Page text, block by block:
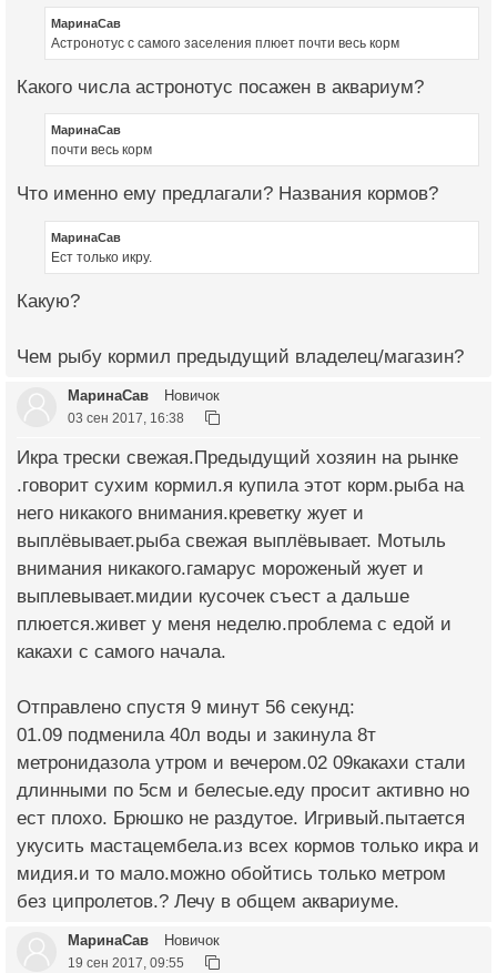
МаринаСав
Астронотус с самого заселения плюет почти весь корм
Какого числа астронотус посажен в аквариум?
МаринаСав
почти весь корм
Что именно ему предлагали? Названия кормов?
МаринаСав
Ест только икру.
Какую?
Чем рыбу кормил предыдущий владелец/магазин?
МаринаСав Новичок
03 сен 2017, 16:38
Икра трески свежая.Предыдущий хозяин на рынке
.говорит сухим кормил.я купила этот корм.рыба на
него никакого внимания.креветку жует и
выплёвывает.рыба свежая выплёвывает. Мотыль
внимания никакого.гамарус мороженый жует и
выплевывает.мидии кусочек съест а дальше
плюется.живет у меня неделю.проблема с едой и
какахи с самого начала.
Отправлено спустя 9 минут 56 секунд:
01.09 подменила 40л воды и закинула 8т
метронидазола утром и вечером.02 09какахи стали
длинными по 5см и белесые.еду просит активно но
ест плохо. Брюшко не раздутое. Игривый.пытается
укусить мастацембела.из всех кормов только икра и
мидия.и то мало.можно обойтись только метром
без ципролетов.? Лечу в общем аквариуме.
МаринаСав Новичок
19 сен 2017, 09:55